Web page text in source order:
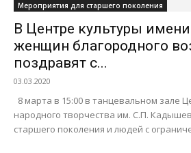
Мероприятия для старшего поколения
В Центре культуры
женщин благородного
поздравят с...
03.03.2020
8 марта в 15:00 в танцевальном зале
народного творчества им. С.П.
старшего поколения и людей с